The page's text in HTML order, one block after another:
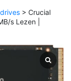
> Crucial
s Lezen |